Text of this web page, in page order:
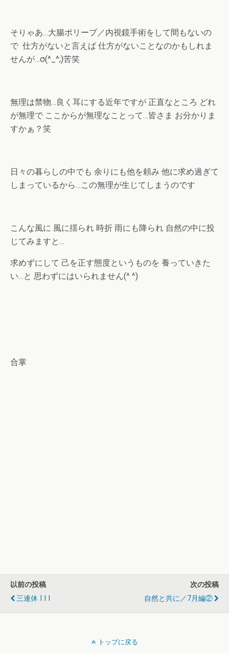
そりゃあ…大腸ポリープ／内視鏡手術をして間もないの
で 仕方がないと言えば 仕方がないことなのかもしれま
せんが…σ(^_^;)苦笑
無理は禁物…良く耳にする近年ですが 正直なところ どれ
が無理で ここからが無理なことって…皆さま お分かりま
すかぁ？笑
日々の暮らしの中でも 余りにも他を頼み 他に求め過ぎて
しまっているから…この無理が生じてしまうのです
こんな風に 風に揺られ 時折 雨にも降られ 自然の中に投
じてみますと…
求めずにして 己を正す態度というものを 養っていきた
い…と 思わずにはいられません(^ ^)
合掌
以前の投稿
三連休 I I I
次の投稿
自然と共に／7月編②
トップに戻る